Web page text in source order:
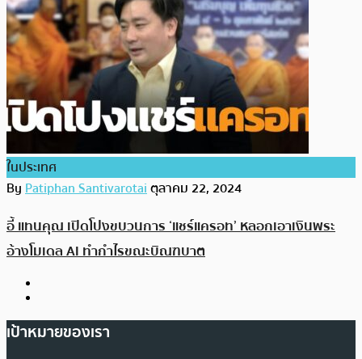
ในประเทศ
ByPatiphan Santivarotaiตุลาคม 22, 2024
อี้ แทนคุณ เปิดโปงขบวนการ ‘แชร์แครอท’ หลอกเอาเงินพระ
อ้างโมเดล AI ทำกำไรขณะบิณฑบาต
เป้าหมายของเรา